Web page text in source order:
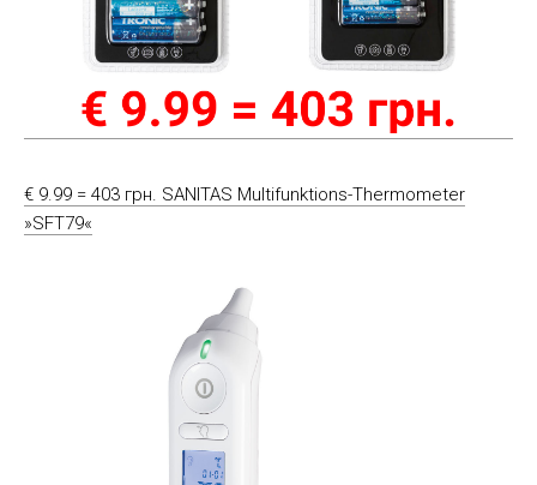
€ 9.99 = 403 грн. SANITAS Multifunktions-Thermometer
»SFT79«